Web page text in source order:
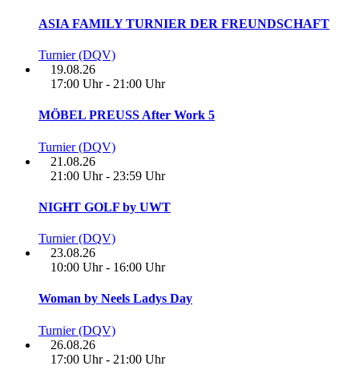
ASIA FAMILY TURNIER DER FREUNDSCHAFT
Turnier (DQV)
19.08.26
17:00 Uhr - 21:00 Uhr
MÖBEL PREUSS After Work 5
Turnier (DQV)
21.08.26
21:00 Uhr - 23:59 Uhr
NIGHT GOLF by UWT
Turnier (DQV)
23.08.26
10:00 Uhr - 16:00 Uhr
Woman by Neels Ladys Day
Turnier (DQV)
26.08.26
17:00 Uhr - 21:00 Uhr